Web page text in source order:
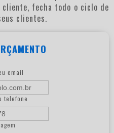
cliente, fecha todo o ciclo de
clientes.
email
telefone